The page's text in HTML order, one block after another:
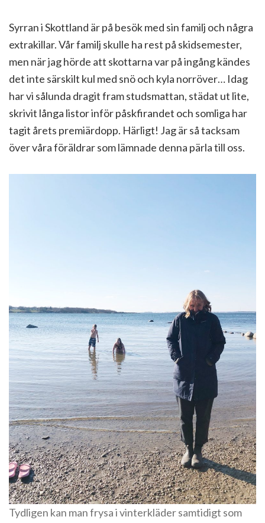
Syrran i Skottland är på besök med sin familj och några
extrakillar. Vår familj skulle ha rest på skidsemester,
men när jag hörde att skottarna var på ingång kändes
det inte särskilt kul med snö och kyla norröver… Idag
har vi sålunda dragit fram studsmattan, städat ut lite,
skrivit långa listor inför påskfirandet och somliga har
tagit årets premiärdopp. Härligt! Jag är så tacksam
över våra föräldrar som lämnade denna pärla till oss.
Tydligen kan man frysa i vinterkläder samtidigt som